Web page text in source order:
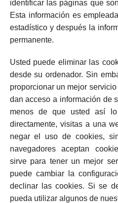
identificar las páginas que
Esta información es
estadístico y después la
permanente.
Usted puede eliminar las
desde su ordenador. Sin
proporcionar un mejor
dan acceso a información de
menos de que usted así
directamente, visitas a una
negar el uso de cookies,
navegadores aceptan
sirve para tener un mejor
puede cambiar la
declinar las cookies. Si se
pueda utilizar algunos de